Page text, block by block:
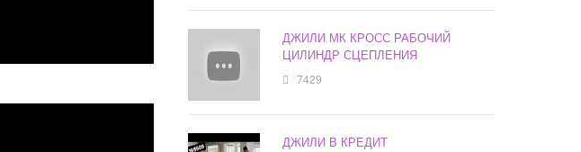
ДЖИЛИ МК КРОСС РАБОЧИЙ
ЦИЛИНДР СЦЕПЛЕНИЯ
7429
ДЖИЛИ В КРЕДИТ